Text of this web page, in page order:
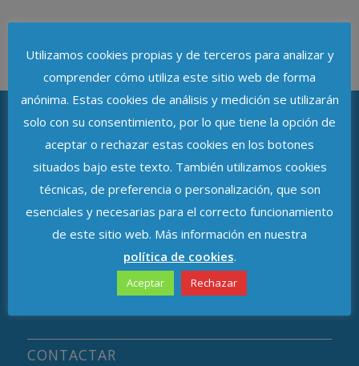
ASOCIACIÓN DE DELEGADOS DE
PROTECCIÓN DE DATOS DE ANDALUCÍA
Avenida de República Argentina, n.º 37
C.P. 41011, Sevilla
CONTACTAR
Utilizamos cookies propias y de terceros para analizar y
comprender cómo utiliza este sitio web de forma
anónima. Estas cookies de análisis y medición se utilizarán
solo con su consentimiento, por lo que tiene la opción de
aceptar o rechazar estas cookies en los botones
situados bajo este texto. También utilizamos cookies
técnicas, de preferencia o personalización, que son
esenciales y necesarias para el correcto funcionamiento
de este sitio web. Más información en nuestra
política de cookies.
Aceptar Rechazar